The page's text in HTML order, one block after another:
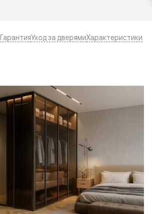
ГарантияУход за дверямиХарактеристики